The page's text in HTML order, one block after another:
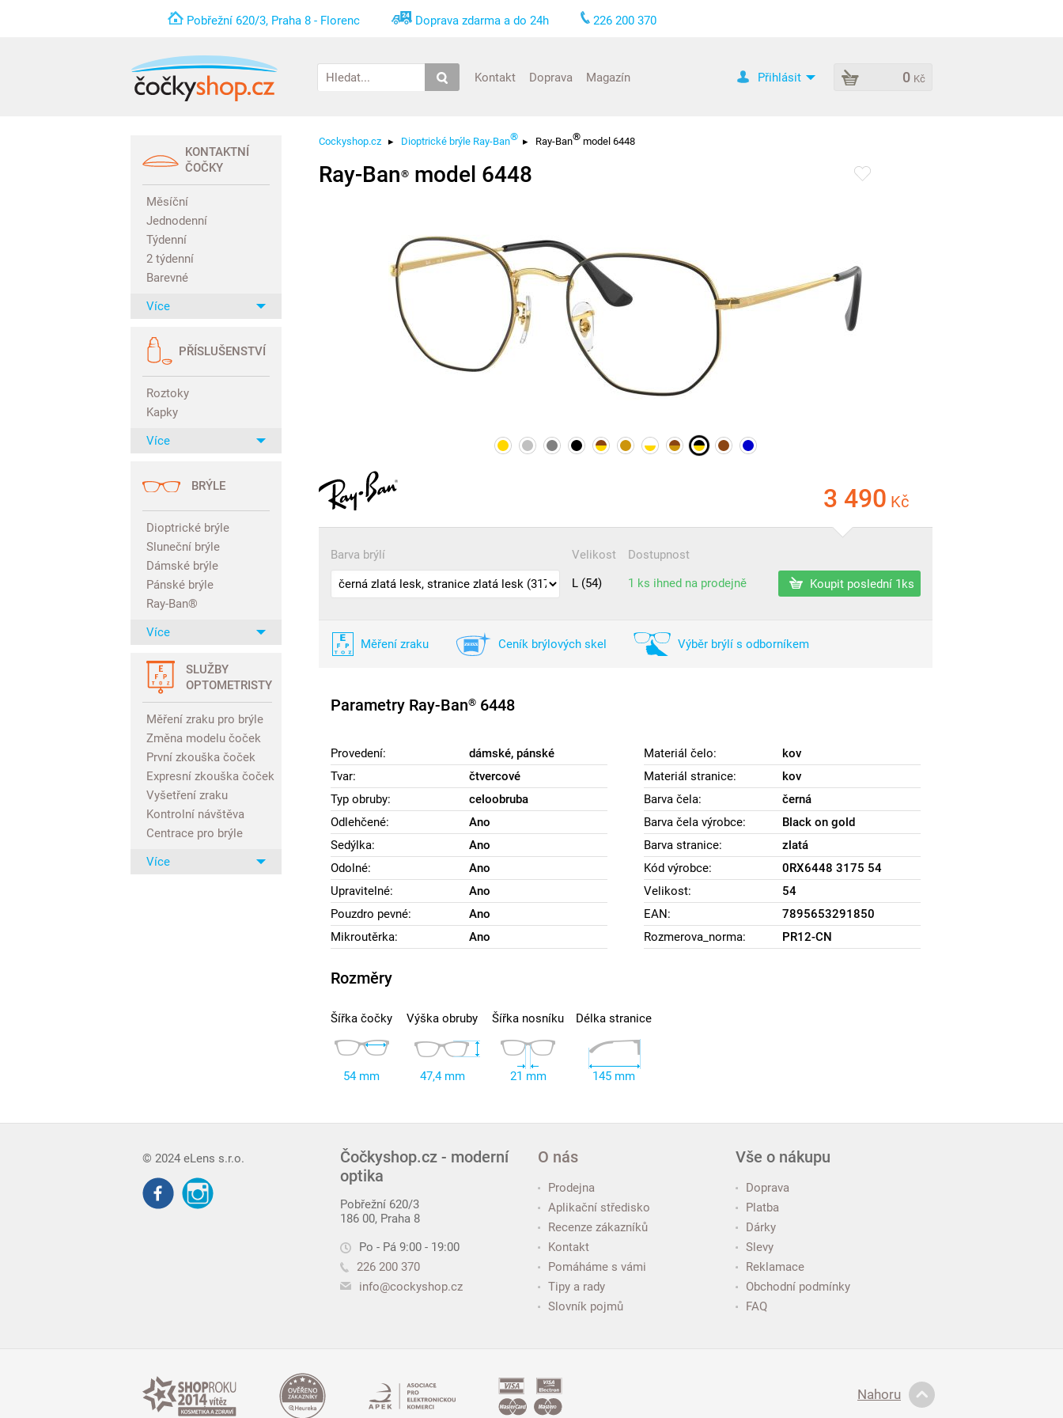
Pobřežní 620/3, Praha 8 - Florenc Doprava zdarma a do 24h 226 200 370
Kontakt Doprava Magazín 0 Kč
Přihlásit
KONTAKTNÍ
ČOČKY
Měsíční
Jednodenní
Týdenní
2 týdenní
Barevné
Více
PŘÍSLUŠENSTVÍ
Roztoky
Kapky
Více
BRÝLE
Dioptrické brýle
Sluneční brýle
Dámské brýle
Pánské brýle
Ray-Ban®
Více
SLUŽBY
OPTOMETRISTY
Měření zraku pro brýle
Změna modelu čoček
První zkouška čoček
Expresní zkouška čoček
Vyšetření zraku
Kontrolní návštěva
Centrace pro brýle
Více
Cockyshop.cz ▸ Dioptrické brýle Ray-Ban® ▸ Ray-Ban® model 6448
Ray-Ban® model 6448
3 490 Kč
Barva brýlí
Velikost
L (54)
Dostupnost
1 ks ihned na prodejně
Koupit poslední 1ks
Měření zraku Ceník brýlových skel Výběr brýlí s odborníkem
Parametry Ray-Ban® 6448
Provedení:
dámské, pánské
Tvar:
čtvercové
Typ obruby:
celoobruba
Odlehčené:
Ano
Sedýlka:
Ano
Odolné:
Ano
Upravitelné:
Ano
Pouzdro pevné:
Ano
Mikroutěrka:
Ano
Materiál čelo:
kov
Materiál stranice:
kov
Barva čela:
černá
Barva čela výrobce:
Black on gold
Barva stranice:
zlatá
Kód výrobce:
0RX6448 3175 54
Velikost:
54
EAN:
7895653291850
Rozmerova_norma:
PR12-CN
Rozměry
Šířka čočky
54 mm
Výška obruby
47,4 mm
Šířka nosníku
21 mm
Délka stranice
145 mm
© 2024 eLens s.r.o.
Čočkyshop.cz - moderní
optika
Pobřežní 620/3
186 00, Praha 8
Po - Pá 9:00 - 19:00
226 200 370
info@cockyshop.cz
O nás
Prodejna
Aplikační středisko
Recenze zákazníků
Kontakt
Pomáháme s vámi
Tipy a rady
Slovník pojmů
Vše o nákupu
Doprava
Platba
Dárky
Slevy
Reklamace
Obchodní podmínky
FAQ
Nahoru